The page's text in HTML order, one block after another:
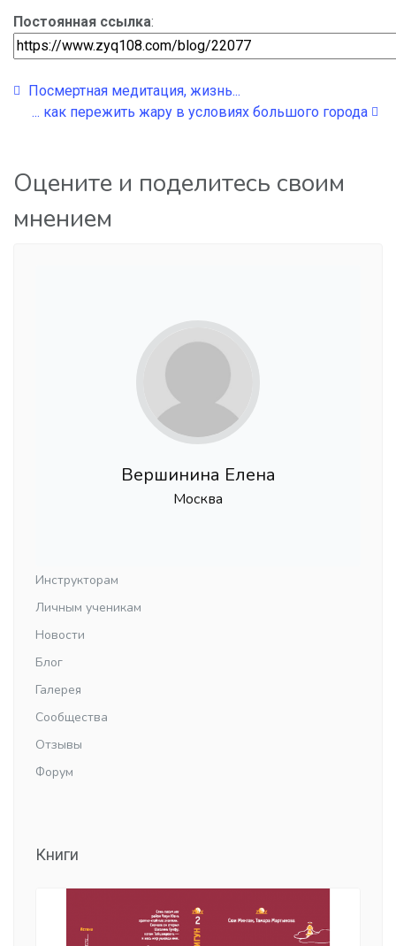
Постоянная ссылка:
Посмертная медитация, жизнь...
... как пережить жару в условиях большого города
Оцените и поделитесь своим
мнением
Вершинина Елена
Москва
Инструкторам
Личным ученикам
Новости
Блог
Галерея
Сообщества
Отзывы
Форум
Книги